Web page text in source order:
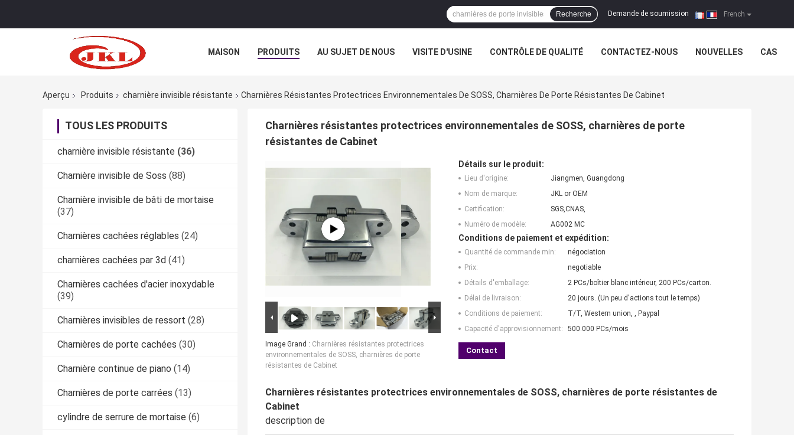
French
Demande de soumission |
Recherche
MAISON PRODUITS AU SUJET DE NOUS VISITE D'USINE CONTRÔLE DE QUALITÉ CONTACTEZ-NOUS NOUVELLES CAS
Aperçu Produits charnière invisible résistante Charnières Résistantes Protectrices Environnementales De SOSS, Charnières De Porte Résistantes De Cabinet
TOUS LES PRODUITS
charnière invisible résistante (36)
Charnière invisible de Soss (88)
Charnière invisible de bâti de mortaise
(37)
Charnières cachées réglables (24)
charnières cachées par 3d (41)
Charnières cachées d'acier inoxydable
(39)
Charnières invisibles de ressort (28)
Charnières de porte cachées (30)
Charnière continue de piano (14)
Charnières de porte carrées (13)
cylindre de serrure de mortaise (6)
Charnières résistantes protectrices environnementales de SOSS, charnières de porte
résistantes de Cabinet
Image Grand : Charnières résistantes protectrices
environnementales de SOSS, charnières de porte
résistantes de Cabinet
Détails sur le produit:
Lieu d'origine:
Jiangmen, Guangdong
Nom de marque:
JKL or OEM
Certification:
SGS,CNAS,
Numéro de modèle:
AG002 MC
Conditions de paiement et expédition:
Quantité de commande min:
négociation
Prix:
negotiable
Détails d'emballage:
2 PCs/boîtier blanc intérieur, 200 PCs/carton.
Délai de livraison:
20 jours. (Un peu d'actions tout le temps)
Conditions de paiement:
T/T, Western union, , Paypal
Capacité d'approvisionnement:
500.000 PCs/mois
Contact
Charnières résistantes protectrices environnementales de SOSS, charnières de porte résistantes de
Cabinet
description de